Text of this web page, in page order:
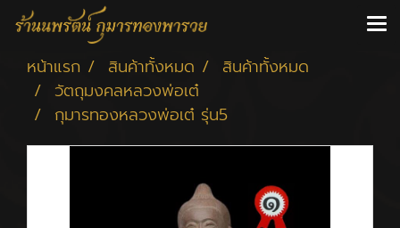
หน้าแรก สินค้าทั้งหมด
สินค้าทั้งหมด
วัตถุมงคลหลวงพ่อเต๋
กุมารทองหลวงพ่อเต๋ รุ่น5